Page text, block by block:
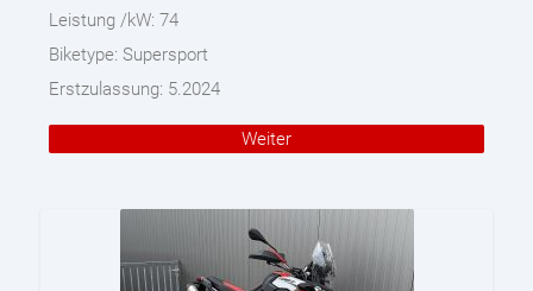
Leistung /kW: 74
Biketype: Supersport
Erstzulassung: 5.2024
Weiter